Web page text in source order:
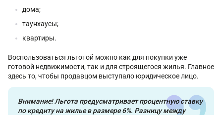
дома;
таунхаусы;
квартиры.
Воспользоваться льготой можно как для покупки уже
готовой недвижимости, так и для строящегося жилья. Главное
здесь то, чтобы продавцом выступало юридическое лицо.
Внимание! Льгота предусматривает процентную ставку
по кредиту на жилье в размере 6%. Разницу между